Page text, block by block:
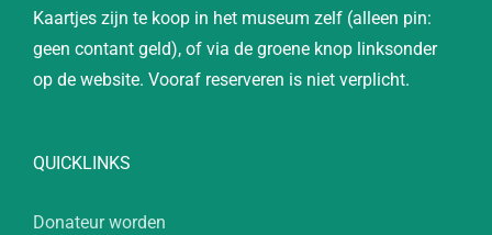
Kaartjes zijn te koop in het museum zelf (alleen pin:
geen contant geld), of via de groene knop linksonder
op de website. Vooraf reserveren is niet verplicht.
QUICKLINKS
Donateur worden